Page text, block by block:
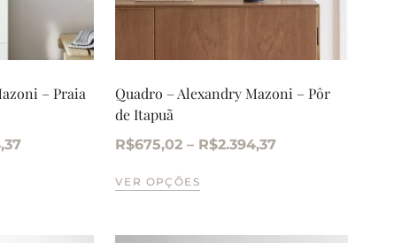
– Praia
Quadro – Alexandry Mazoni – Pôr
de Itapuã
R$675,02 – R$2.394,37
VER OPÇÕES